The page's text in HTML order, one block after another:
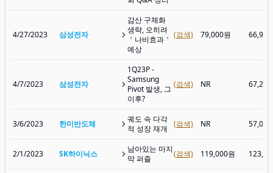
4/27/2023 삼성전자
감산 구체화
생략, 오히려
＇나비효과＇
예상
(검색) 79,000원
4/7/2023 삼성전자
1Q23P -
Samsung
Pivot 발생, 그
이후?
(검색) NR
3/6/2023 한미반도체
궤도 속 다각
적 성장 재개
(검색) NR
2/1/2023 SK하이닉스
남아있는 마지
막 퍼즐
(검색) 119,000원